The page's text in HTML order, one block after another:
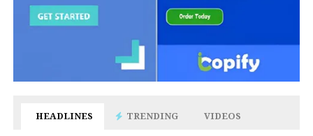
HEADLINES TRENDING VIDEOS